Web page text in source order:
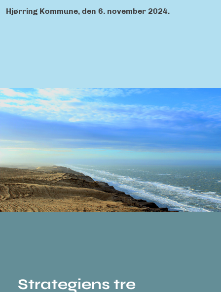
Hjørring Kommune, den 6. november 2024.
Strategiens tre